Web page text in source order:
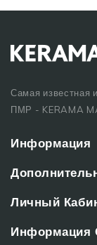
Самая известная
ПМР - KERAMA
Информация
Личный
Информация